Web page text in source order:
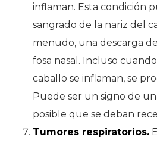
inflaman. Esta condición
sangrado de la nariz del
menudo, una descarga
fosa nasal. Incluso
caballo se inflaman, se
Puede ser un signo de
posible que se deban
Tumores respiratorios.